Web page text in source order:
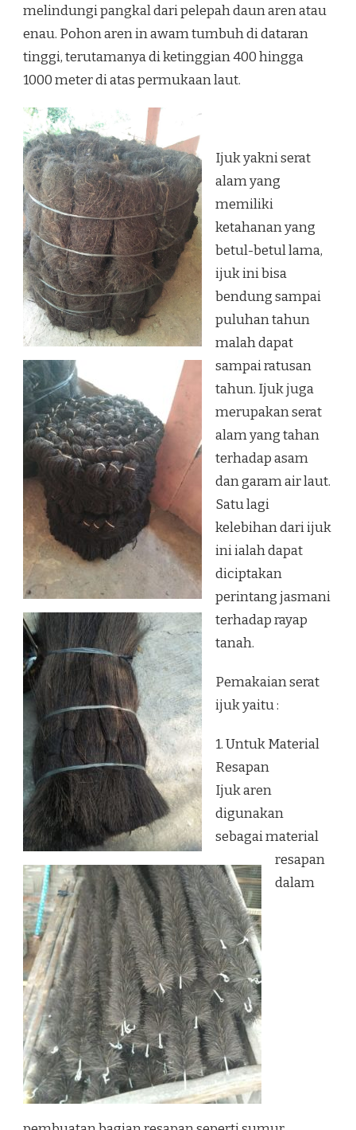
melindungi pangkal dari pelepah daun aren atau
enau. Pohon aren in awam tumbuh di dataran
tinggi, terutamanya di ketinggian 400 hingga
1000 meter di atas permukaan laut.
Ijuk yakni serat
alam yang
memiliki
ketahanan yang
betul-betul lama,
ijuk ini bisa
bendung sampai
puluhan tahun
malah dapat
sampai ratusan
tahun. Ijuk juga
merupakan serat
alam yang tahan
terhadap asam
dan garam air laut.
Satu lagi
kelebihan dari ijuk
ini ialah dapat
diciptakan
perintang jasmani
terhadap rayap
tanah.
Pemakaian serat
ijuk yaitu :
1. Untuk Material
Resapan
Ijuk aren
digunakan
sebagai material
resapan
dalam